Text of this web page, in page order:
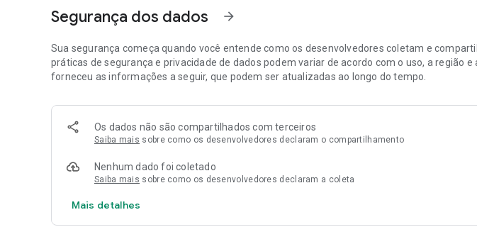
FME Várzea do Carmo
Interior:
FME Ribeirão Preto
Segurança dos dados arrow_forward
Sua segurança começa quando você entende como os desenvolvedores coletam e
práticas de segurança e privacidade de dados podem variar de acordo com o uso, a região e
forneceu as informações a seguir, que podem ser atualizadas ao longo do tempo.
Os dados não são compartilhados com terceiros
Saiba mais sobre como os desenvolvedores declaram o compartilhamento
Nenhum dado foi coletado
Saiba mais sobre como os desenvolvedores declaram a coleta
Mais detalhes